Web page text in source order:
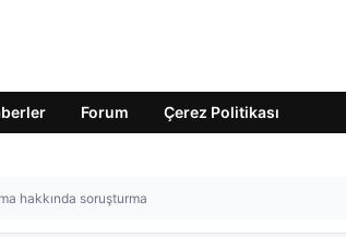
Forum Çerez Politikası
hakkında soruşturma